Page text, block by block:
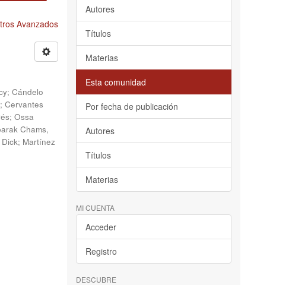
Avanzados
; Cándelo
; Cervantes
; Ossa
Chams,
; Martínez
Autores
Títulos
Materias
Esta comunidad
Por fecha de publicación
Autores
Títulos
Materias
MI CUENTA
Acceder
Registro
DESCUBRE